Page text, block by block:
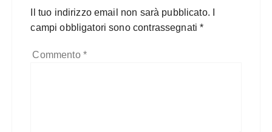
Il tuo indirizzo email non sarà pubblicato.
campi obbligatori sono contrassegnati*
Commento *